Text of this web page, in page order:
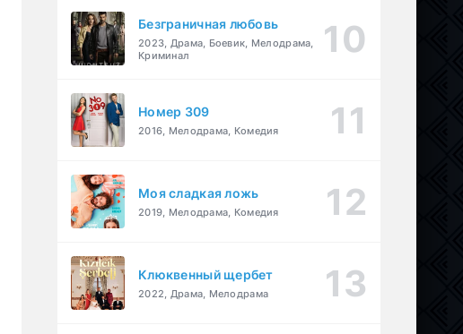
Безграничная любовь
2023, Драма, Боевик, Мелодрама,
Криминал
Номер 309
2016, Мелодрама, Комедия
Моя сладкая ложь
2019, Мелодрама, Комедия
Клюквенный щербет
2022, Драма, Мелодрама